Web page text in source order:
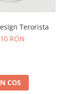
Terorista
RON
COS